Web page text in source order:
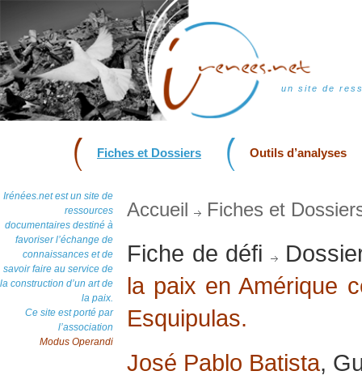
un site de
Fiches et Dossiers Outils d’analyses
Irénées.net est un site de
ressources
documentaires destiné à
favoriser l’échange de
connaissances et de
savoir faire au service de
la construction d’un art de
la paix.
Ce site est porté par
l’association
Modus Operandi
Accueil Fiches et
Fiche de défi
la paix en Amérique
Esquipulas.
José Pablo Batista,